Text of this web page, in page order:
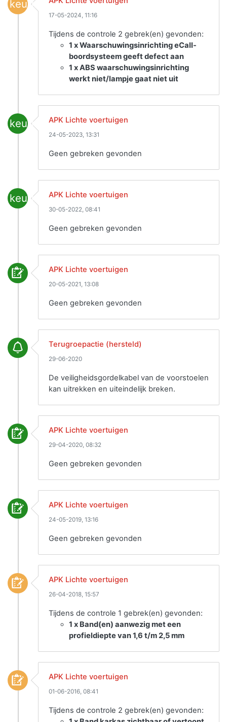
keuring
17-05-2024, 11:16
Tijdens de controle 2 gebrek(en) gevonden:
1 x Waarschuwingsinrichting eCall-
boordsysteem geeft defect aan
1 x ABS waarschuwingsinrichting
werkt niet/lampje gaat niet uit
keuring APK Lichte voertuigen
24-05-2023, 13:31
Geen gebreken gevonden
keuring APK Lichte voertuigen
30-05-2022, 08:41
Geen gebreken gevonden
APK Lichte voertuigen
20-05-2021, 13:08
Geen gebreken gevonden
Terugroepactie (hersteld)
29-06-2020
De veiligheidsgordelkabel van de voorstoelen
kan uitrekken en uiteindelijk breken.
APK Lichte voertuigen
29-04-2020, 08:32
Geen gebreken gevonden
APK Lichte voertuigen
24-05-2019, 13:16
Geen gebreken gevonden
APK Lichte voertuigen
26-04-2018, 15:57
Tijdens de controle 1 gebrek(en) gevonden:
1 x Band(en) aanwezig met een
profieldiepte van 1,6 t/m 2,5 mm
APK Lichte voertuigen
01-06-2016, 08:41
Tijdens de controle 2 gebrek(en) gevonden: